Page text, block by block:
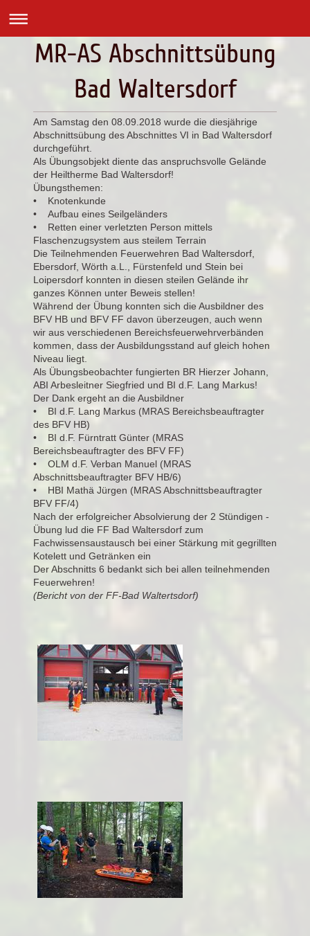
MR-AS Abschnittsübung
Bad Waltersdorf
Am Samstag den 08.09.2018 wurde die diesjährige
Abschnittsübung des Abschnittes VI in Bad Waltersdorf
durchgeführt.
Als Übungsobjekt diente das anspruchsvolle Gelände
der Heiltherme Bad Waltersdorf!
Übungsthemen:
• Knotenkunde
• Aufbau eines Seilgeländers
• Retten einer verletzten Person mittels
Flaschenzugsystem aus steilem Terrain
Die Teilnehmenden Feuerwehren Bad Waltersdorf,
Ebersdorf, Wörth a.L., Fürstenfeld und Stein bei
Loipersdorf konnten in diesen steilen Gelände ihr
ganzes Können unter Beweis stellen!
Während der Übung konnten sich die Ausbildner des
BFV HB und BFV FF davon überzeugen, auch wenn
wir aus verschiedenen Bereichsfeuerwehrverbänden
kommen, dass der Ausbildungsstand auf gleich hohen
Niveau liegt.
Als Übungsbeobachter fungierten BR Hierzer Johann,
ABI Arbesleitner Siegfried und BI d.F. Lang Markus!
Der Dank ergeht an die Ausbildner
• BI d.F. Lang Markus (MRAS Bereichsbeauftragter
des BFV HB)
• BI d.F. Fürntratt Günter (MRAS
Bereichsbeauftragter des BFV FF)
• OLM d.F. Verban Manuel (MRAS
Abschnittsbeauftragter BFV HB/6)
• HBI Mathä Jürgen (MRAS Abschnittsbeauftragter
BFV FF/4)
Nach der erfolgreicher Absolvierung der 2 Stündigen -
Übung lud die FF Bad Waltersdorf zum
Fachwissensaustausch bei einer Stärkung mit gegrillten
Kotelett und Getränken ein
Der Abschnitts 6 bedankt sich bei allen teilnehmenden
Feuerwehren!
(Bericht von der FF-Bad Waltertsdorf)